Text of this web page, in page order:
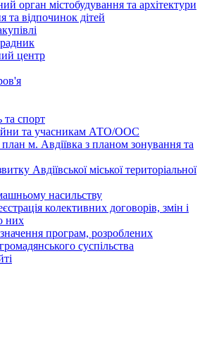
орган містобудування та архітектури
та відпочинок дітей
центр
та спорт
та учасникам АТО/ООС
м. Авдіївка з планом зонування та
Авдіївської міської територіальної
насильству
колективних договорів, змін і
них
програм, розроблених
суспільства